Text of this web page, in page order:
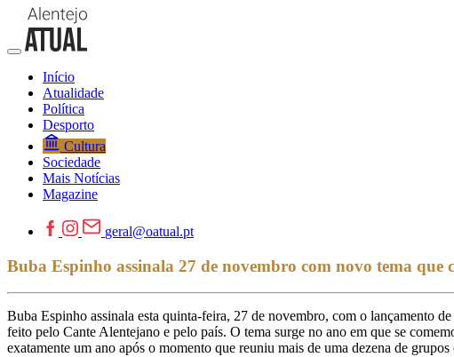
Início
Atualidade
Política
Desporto
Cultura
Sociedade
Mais Notícias
Magazine
geral@oatual.pt
Buba Espinho assinala 27 de novembro com novo tema que
Buba Espinho assinala esta quinta-feira, 27 de novembro, com o lançamento
feito pelo Cante Alentejano e pelo país. O tema surge no ano em que se
exatamente um ano após o momento que reuniu mais de uma dezena de